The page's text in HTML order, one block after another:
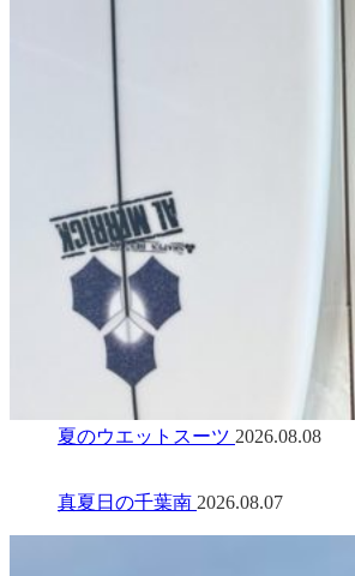
夏のウエットスーツ 2026.08.08
真夏日の千葉南 2026.08.07